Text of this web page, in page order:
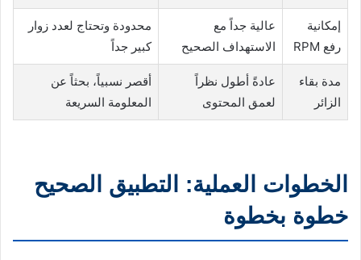
إمكانية
رفع RPM
عالية جداً مع
الاستهداف الصحيح
محدودة وتحتاج لعدد زوار
كبير جداً
مدة بقاء
الزائر
عادةً أطول نظراً
لعمق المحتوى
أقصر نسبياً، بحثاً عن
المعلومة السريعة
الخطوات العملية: التطبيق الصحيح
خطوة بخطوة